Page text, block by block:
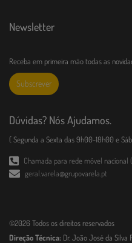
Newsletter
Receba em primeira mão todas as
Subscrever
Dúvidas? Nós Ajudamos.
( Segunda a Sexta das 9h00-18h00 e
Chamada para rede móvel nacional
geral.varela@grupovarela.pt
©2026 Todos os direitos reservados
Direção Técnica: Dr. João José da Silva